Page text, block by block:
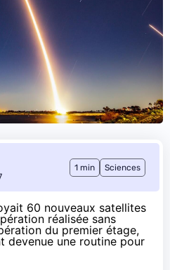
1 min Sciences
60 nouveaux satellites
réalisée sans
du premier étage,
devenue une routine pour